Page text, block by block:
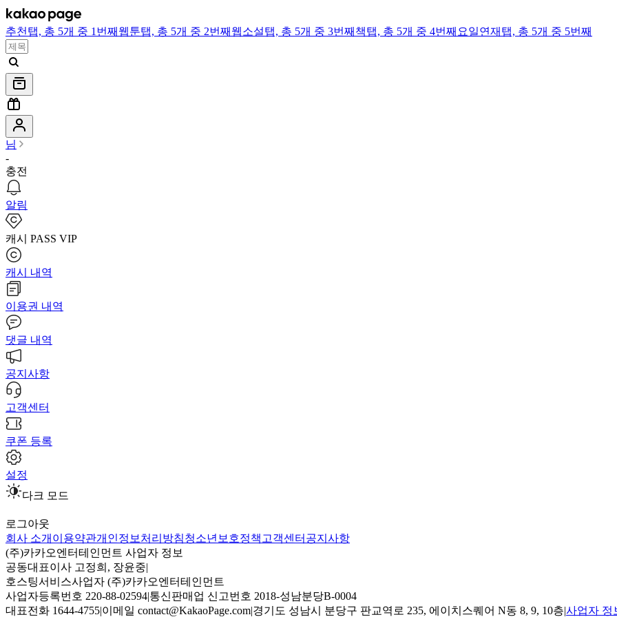
추천 탭, 총 5개 중 1번째 웹툰탭, 총 5개 중 2번째 웹소설탭, 총 5개 중 3번째 책탭, 총 5개 중 4번째 요일연재 탭, 총 5개 중 5번째
님
-
충전
알림
캐시 PASS VIP
캐시 내역
이용권 내역
댓글 내역
공지사항
고객센터
쿠폰 등록
설정
다크 모드
로그아웃
회사 소개 이용약관개인정보처리방침청소년보호정책 고객센터 공지사항
(주)카카오엔터테인먼트 사업자 정보
공동대표이사 고정희, 장윤중|
호스팅서비스사업자 (주)카카오엔터테인먼트
사업자등록번호 220-88-02594|통신판매업 신고번호 2018-성남분당B-0004
대표전화 1644-4755|이메일 contact@KakaoPage.com|경기도 성남시 분당구 판교역로 235, 에이치스퀘어 N동 8, 9, 10층|사업자 정